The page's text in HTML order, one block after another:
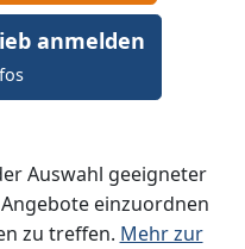
anmelden
Auswahl geeigneter
einzuordnen
zu treffen. Mehr zur